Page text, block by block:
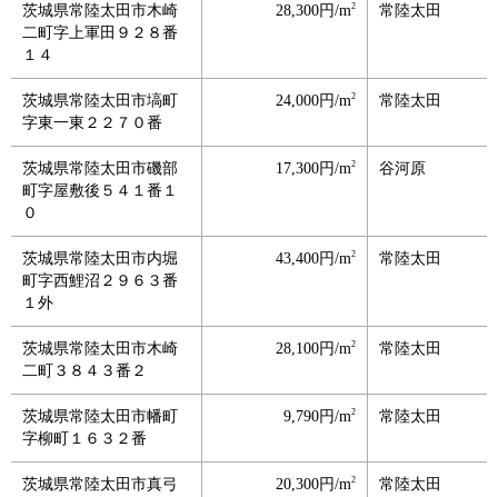
茨城県常陸太田市木崎
二町字上軍田９２８番
１４
28,300円/m2 常陸太田
茨城県常陸太田市塙町
字東一東２２７０番
24,000円/m2 常陸太田
茨城県常陸太田市磯部
町字屋敷後５４１番１
０
17,300円/m2 谷河原
茨城県常陸太田市内堀
町字西鯉沼２９６３番
１外
43,400円/m2 常陸太田
茨城県常陸太田市木崎
二町３８４３番２
28,100円/m2 常陸太田
茨城県常陸太田市幡町
字柳町１６３２番
9,790円/m2 常陸太田
茨城県常陸太田市真弓
20,300円/m2 常陸太田